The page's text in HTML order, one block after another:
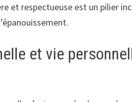
et respectueuse est un pilier
et vie